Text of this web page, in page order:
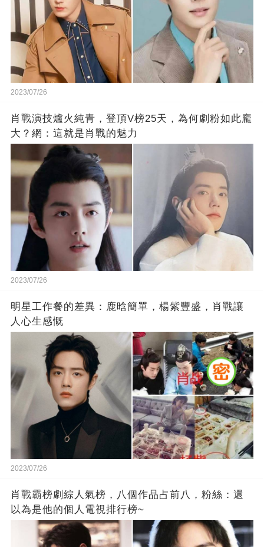
2023/07/26
肖戰演技爐火純青，登頂V榜25天，為何劇粉如此龐
大？網：這就是肖戰的魅力
2023/07/26
明星工作餐的差異：鹿晗簡單，楊紫豐盛，肖戰讓
人心生感慨
2023/07/26
肖戰霸榜劇綜人氣榜，八個作品占前八，粉絲：還
以為是他的個人電視排行榜~